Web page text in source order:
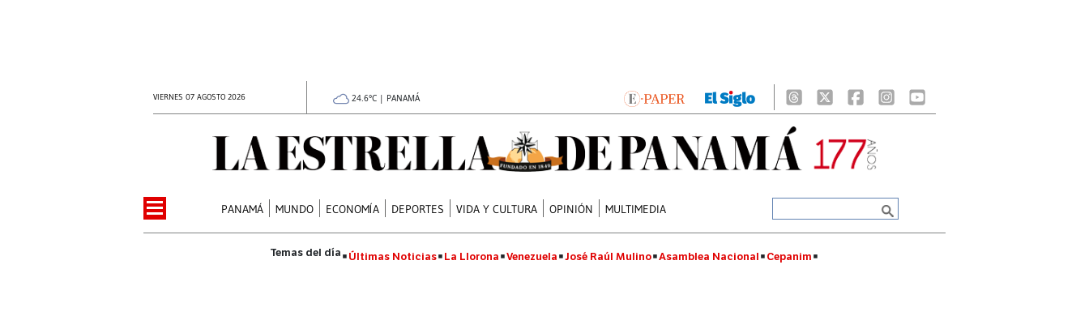
VIERNES 07 AGOSTO 2026 24.6°C | PANAMÁ
PANAMÁ MUNDO ECONOMÍA DEPORTES VIDA Y CULTURA OPINIÓN MULTIMEDIA
Últimas Noticias La Llorona Venezuela José Raúl Mulino Asamblea Nacional Cepanim